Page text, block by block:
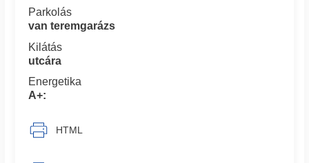
Parkolás
van teremgarázs
Kilátás
utcára
Energetika
A+:
HTML